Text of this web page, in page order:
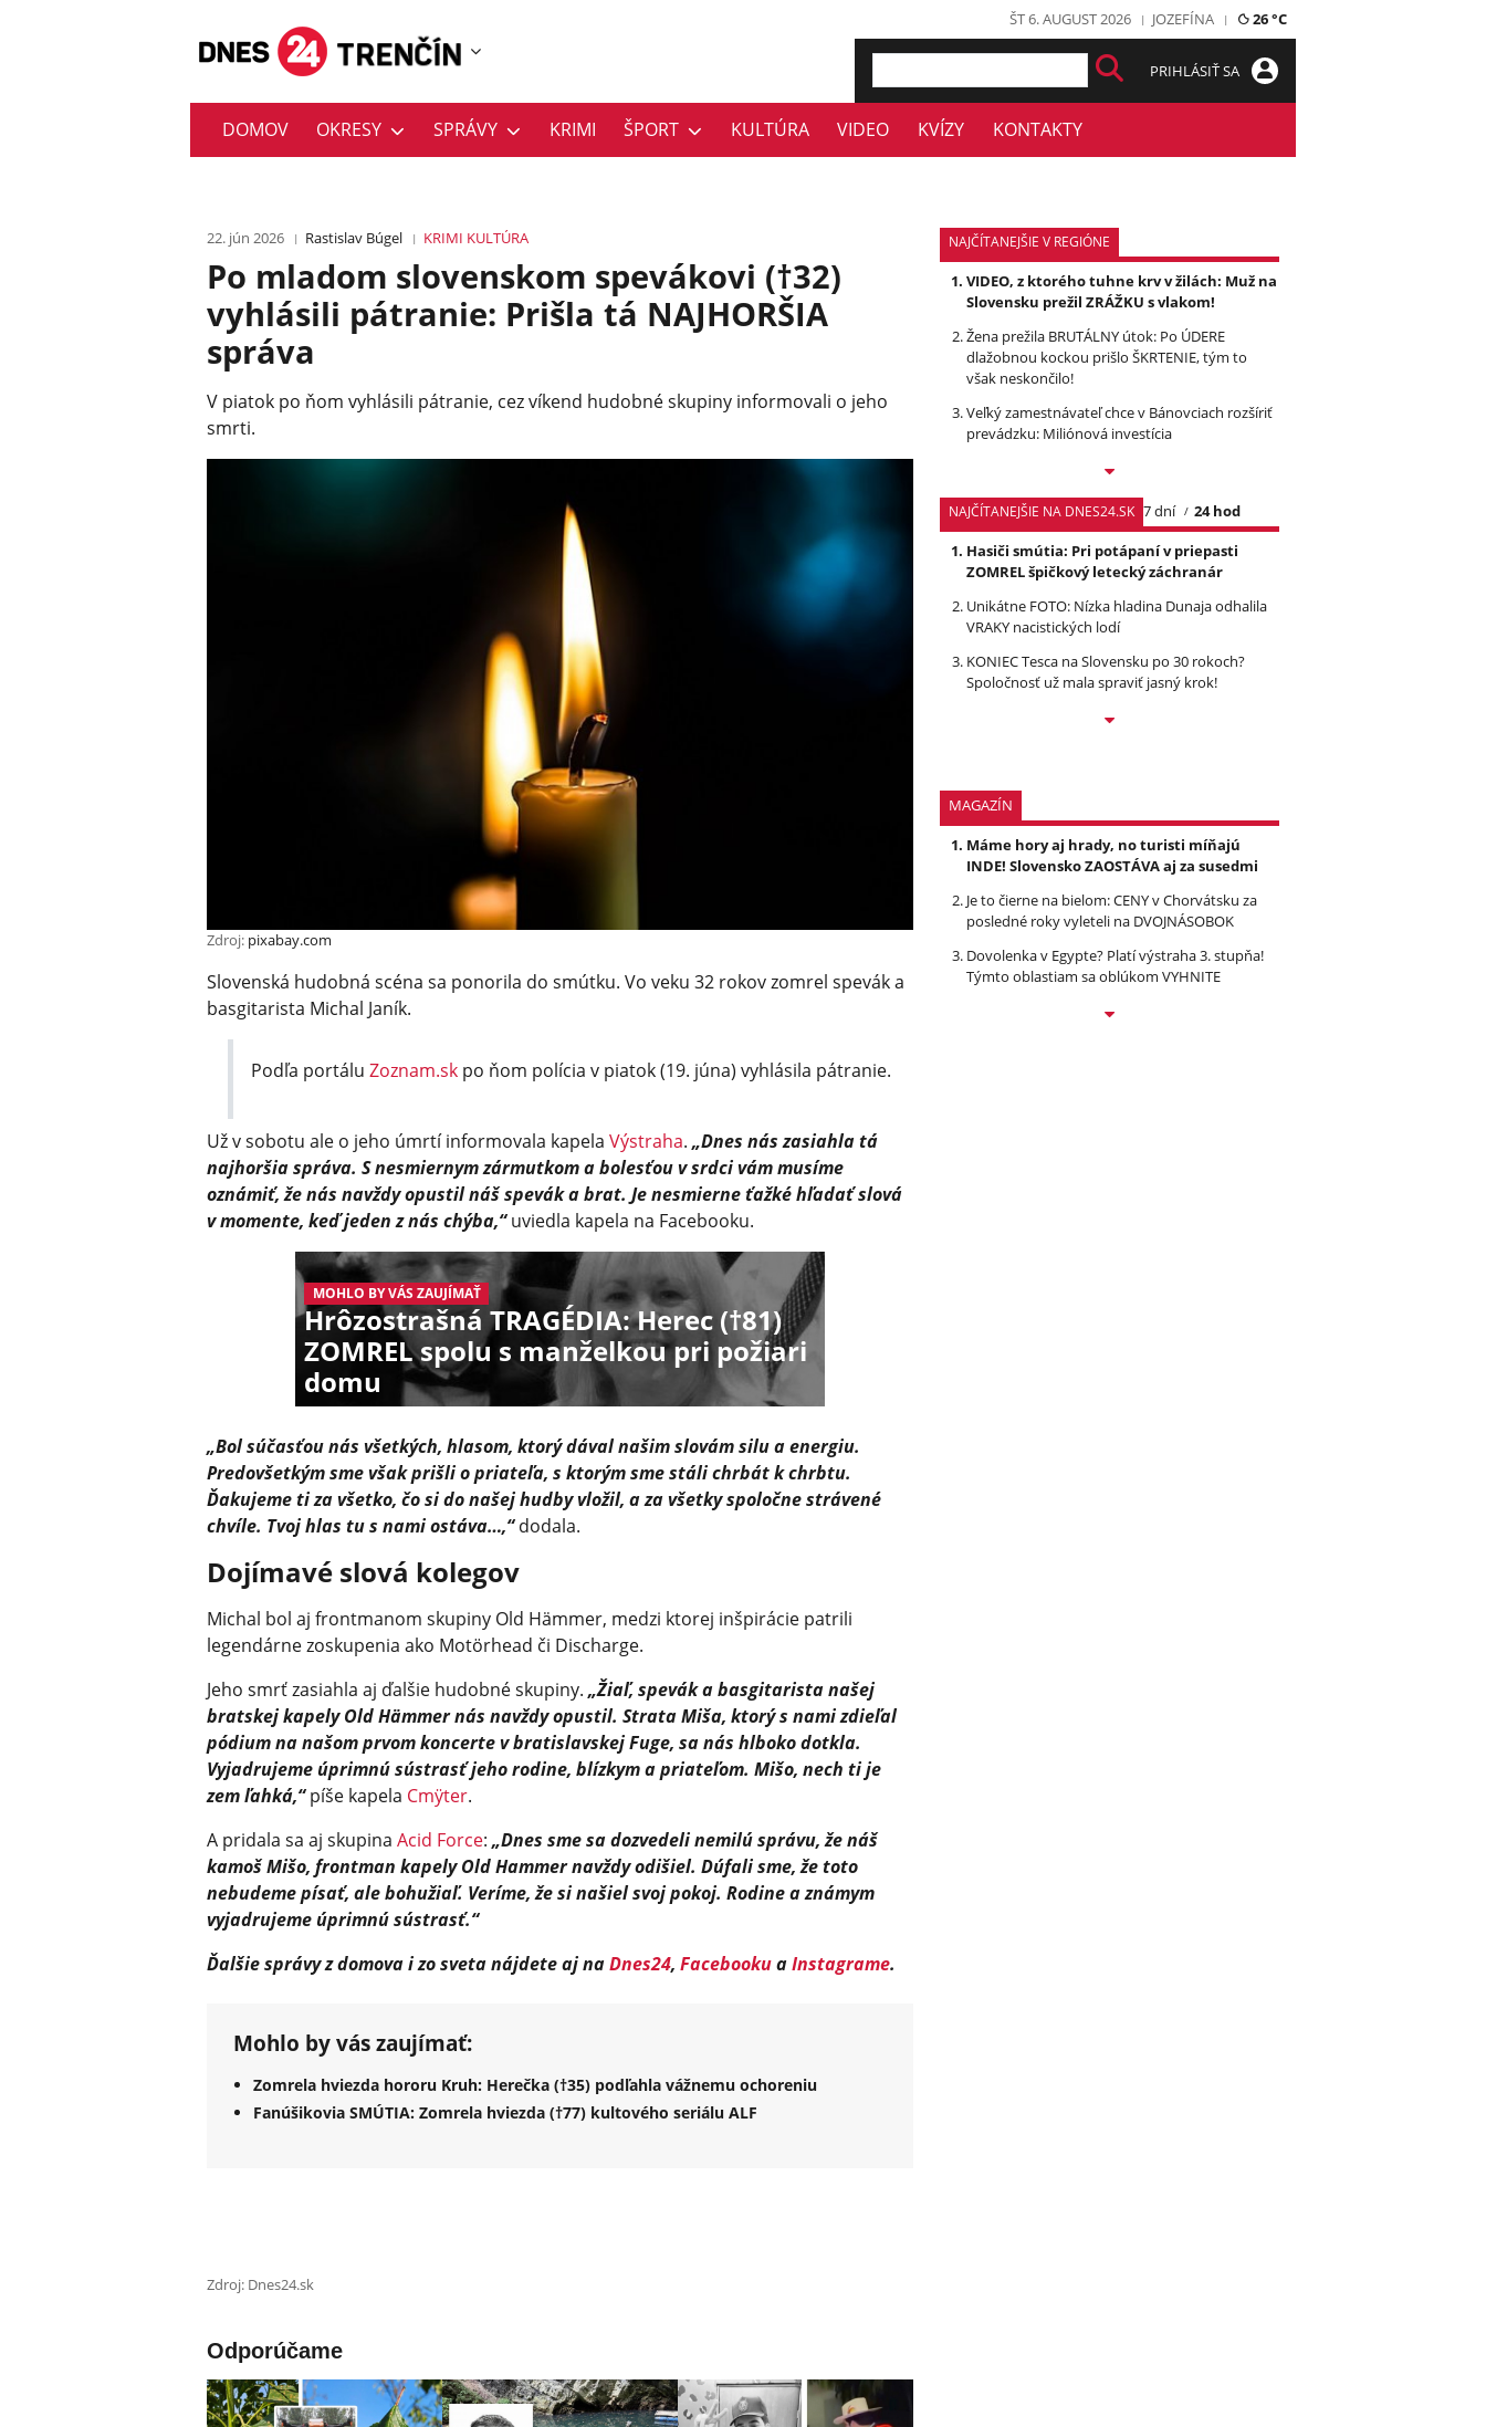
ŠT 6. AUGUST 2026 JOZEFÍNA 26 °C
PRIHLÁSIŤ SA
DOMOV OKRESY SPRÁVY KRIMI ŠPORT KULTÚRA VIDEO KVÍZY KONTAKTY
22. jún 2026 Rastislav Búgel KRIMI KULTÚRA
Po mladom slovenskom spevákovi (†32)
vyhlásili pátranie: Prišla tá NAJHORŠIA
správa
V piatok po ňom vyhlásili pátranie, cez víkend hudobné skupiny informovali o jeho
smrti.
Zdroj: pixabay.com
Slovenská hudobná scéna sa ponorila do smútku. Vo veku 32 rokov zomrel spevák a
basgitarista Michal Janík.
Podľa portáluZoznam.sk po ňom polícia v piatok (19. júna) vyhlásila pátranie.
Už v sobotu ale o jeho úmrtí informovala kapela Výstraha. „Dnes nás zasiahla tá
najhoršia správa. ​S nesmiernym zármutkom a bolesťou v srdci vám musíme
oznámiť, že nás navždy opustil náš spevák a brat. Je nesmierne ťažké hľadať slová
v momente, keď jeden z nás chýba,“uviedla kapela na Facebooku.
MOHLO BY VÁS ZAUJÍMAŤ
Hrôzostrašná TRAGÉDIA: Herec (†81)
ZOMREL spolu s manželkou pri požiari
domu
„​Bol súčasťou nás všetkých, hlasom, ktorý dával našim slovám silu a energiu.
Predovšetkým sme však prišli o priateľa, s ktorým sme stáli chrbát k chrbtu.​
Ďakujeme ti za všetko, čo si do našej hudby vložil, a za všetky spoločne strávené
chvíle. Tvoj hlas tu s nami ostáva…,“dodala.
Dojímavé slová kolegov
Michal bol aj frontmanom skupiny Old Hämmer, medzi ktorej inšpirácie patrili
legendárne zoskupenia ako Motörhead či Discharge.
Jeho smrť zasiahla aj ďalšie hudobné skupiny.„Žiaľ, spevák a basgitarista našej
bratskej kapely Old Hämmer nás navždy opustil. Strata Miša, ktorý s nami zdieľal
pódium na našom prvom koncerte v bratislavskej Fuge, sa nás hlboko dotkla.
Vyjadrujeme úprimnú sústrasť jeho rodine, blízkym a priateľom. Mišo, nech ti je
zem ľahká,“píše kapela Cmÿter.
A pridala sa aj skupina Acid Force:„Dnes sme sa dozvedeli nemilú správu, že náš
kamoš Mišo, frontman kapely Old Hammer navždy odišiel. Dúfali sme, že toto
nebudeme písať, ale bohužiaľ. Veríme, že si našiel svoj pokoj. Rodine a známym
vyjadrujeme úprimnú sústrasť.“
Ďalšie správy z domova i zo sveta nájdete aj naDnes24, FacebookuaInstagrame.
Mohlo by vás zaujímať:
Zomrela hviezda hororu Kruh: Herečka (†35) podľahla vážnemu ochoreniu
Fanúšikovia SMÚTIA: Zomrela hviezda (†77) kultového seriálu ALF
Zdroj: Dnes24.sk
Odporúčame
NAJČÍTANEJŠIE V REGIÓNE
VIDEO, z ktorého tuhne krv v žilách: Muž na
Slovensku prežil ZRÁŽKU s vlakom!
Žena prežila BRUTÁLNY útok: Po ÚDERE
dlažobnou kockou prišlo ŠKRTENIE, tým to
však neskončilo!
Veľký zamestnávateľ chce v Bánovciach rozšíriť
prevádzku: Miliónová investícia
NAJČÍTANEJŠIE NA DNES24.SK 7 dní
24 hod
Hasiči smútia: Pri potápaní v priepasti
ZOMREL špičkový letecký záchranár
Unikátne FOTO: Nízka hladina Dunaja odhalila
VRAKY nacistických lodí
KONIEC Tesca na Slovensku po 30 rokoch?
Spoločnosť už mala spraviť jasný krok!
MAGAZÍN
Máme hory aj hrady, no turisti míňajú
INDE! Slovensko ZAOSTÁVA aj za susedmi
Je to čierne na bielom: CENY v Chorvátsku za
posledné roky vyleteli na DVOJNÁSOBOK
Dovolenka v Egypte? Platí výstraha 3. stupňa!
Týmto oblastiam sa oblúkom VYHNITE